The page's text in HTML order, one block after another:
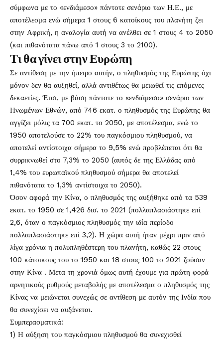
σύμφωνα με το «ενδιάμεσο» πάντοτε σενάριο των Η.Ε., με
αποτέλεσμα ενώ σήμερα 1 στους 6 κατοίκους του πλανήτη ζει
στην Αφρική, η αναλογία αυτή να ανέλθει σε 1 στους 4 το 2050
(και πιθανότατα πάνω από 1 στους 3 το 2100).
Τι θα γίνει στην Ευρώπη
Σε αντίθεση με την ήπειρο αυτήν, ο πληθυσμός της Ευρώπης όχι
μόνον δεν θα αυξηθεί, αλλά αντιθέτως θα μειωθεί τις επόμενες
δεκαετίες. Έτσι, με βάση πάντοτε το «ενδιάμεσο» σενάριο των
Ηνωμένων Εθνών, από 746 εκατ. ο πληθυσμός της Ευρώπης θα
αγγίζει μόλις τα 700 εκατ. το 2050, με αποτέλεσμα, ενώ το
1950 αποτελούσε το 22% του παγκόσμιου πληθυσμού, να
αποτελεί αντίστοιχα σήμερα το 9,5% ενώ προβλέπεται ότι θα
συρρικνωθεί στο 7,3% το 2050 (αυτός δε της Ελλάδας από
1,4% του ευρωπαϊκού πληθυσμού σήμερα θα αποτελεί
πιθανότατα το 1,3% αντίστοιχα το 2050).
Όσον αφορά την Κίνα, ο πληθυσμός της αυξήθηκε από τα 539
εκατ. το 1950 σε 1,426 δισ. το 2021 (πολλαπλασιάστηκε επί
2,6, όταν ο παγκόσμιος πληθυσμός την ιδία περίοδο
πολλαπλασιάστηκε επί 3,2). Η χώρα αυτή ήταν μέχρι πριν από
λίγα χρόνια η πολυπληθέστερη του πλανήτη, καθώς 22 στους
100 κάτοικους του το 1950 και 18 στους 100 το 2021 ζούσαν
στην Κίνα . Μετα τη χρονιά όμως αυτή έχουμε για πρώτη φορά
αρνητικούς ρυθμούς μεταβολής με αποτέλεσμα ο πληθυσμός της
Κίνας να μειώνεται συνεχώς σε αντίθεση με αυτόν της Ινδία που
θα συνεχίσει να αυξάνεται.
Συμπερασματικά:
1) Η αύξηση του παγκόσμιου πληθυσμού θα συνεχισθεί